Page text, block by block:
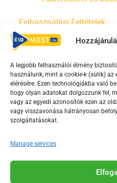
A legjobb felhasználói élmény
használunk, mint a cookie-k (sütik)
elérésére. Ezen technológiákba való
hogy olyan adatokat dolgozzunk fel,
vagy az egyedi azonosítók ezen az
vagy visszavonása hátrányosan
szolgáltatásokat.
Manage services
Felhasználási Feltételek
Irányelvek
F
a
c
e
o
o
Y
o
u
t
b
e
T
i
k
Az Érd Média
Médiatanács a Magyar Média